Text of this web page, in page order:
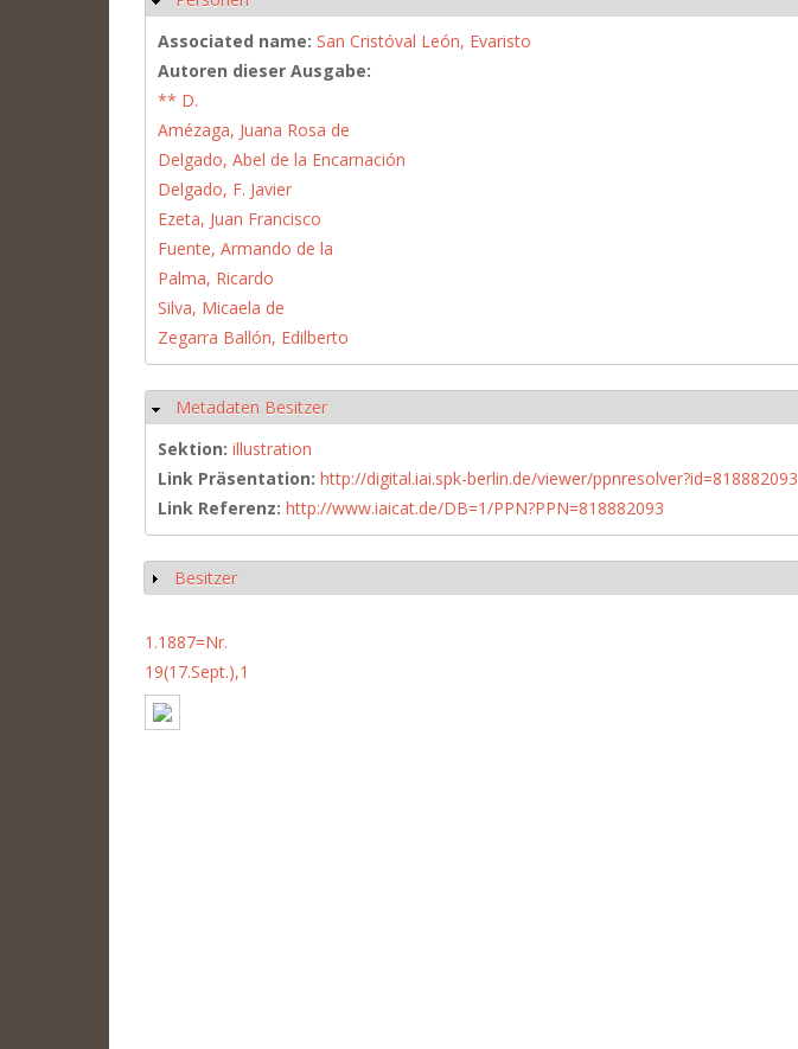
Associated name: San Cristóval León, Evaristo
Autoren dieser Ausgabe:
** D.
Amézaga, Juana Rosa de
Delgado, Abel de la Encarnación
Delgado, F. Javier
Ezeta, Juan Francisco
Fuente, Armando de la
Palma, Ricardo
Silva, Micaela de
Zegarra Ballón, Edilberto
Ausblenden
Metadaten Besitzer
Sektion: illustration
Link Präsentation: http://digital.iai.spk-berlin.de/viewer/ppnresolver?id=818882093
Link Referenz: http://www.iaicat.de/DB=1/PPN?PPN=818882093
Anzeigen
Besitzer
1.1887=Nr.
19(17.Sept.),1